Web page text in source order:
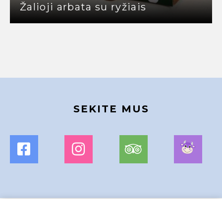
Žalioji arbata su ryžiais
SEKITE MUS